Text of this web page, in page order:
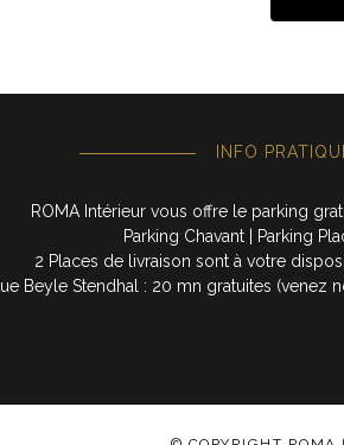
INFO
ROMA Intérieur vous offre le parking
Parking Chavant | Parking
2 Places de livraison sont à votre
Beyle Stendhal : 20 mn gratuites (venez